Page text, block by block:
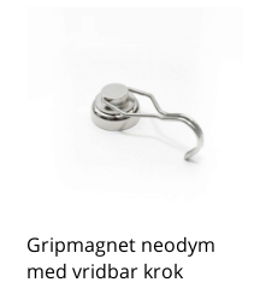
Gripmagnet neodym
med vridbar krok